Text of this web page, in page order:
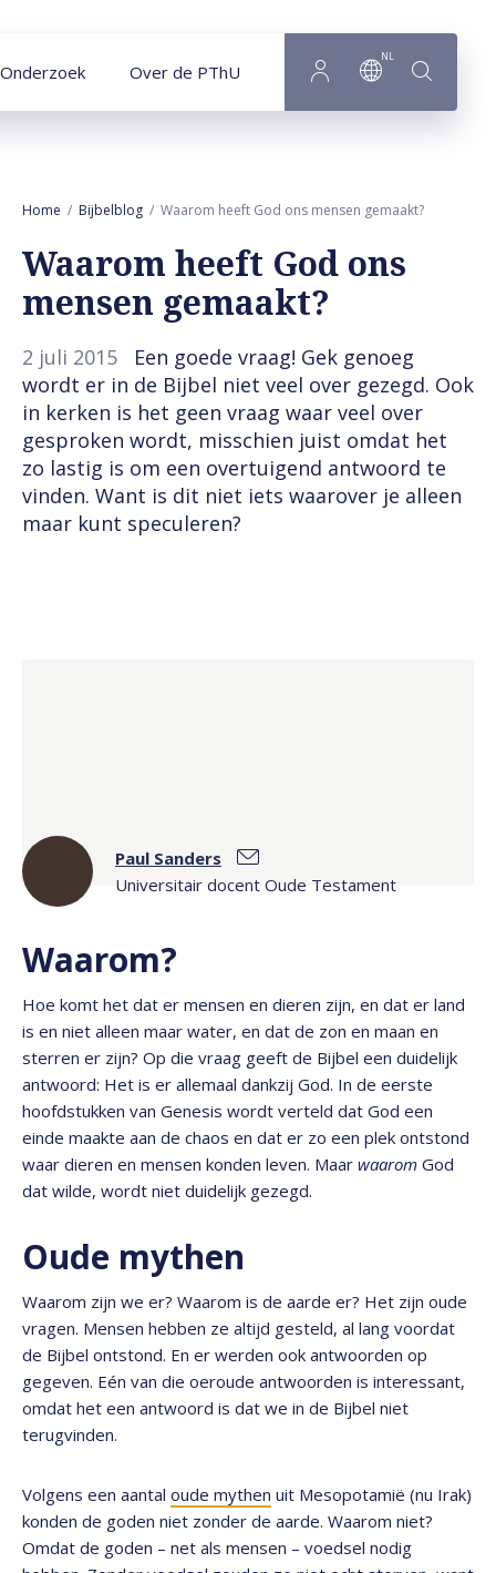
Onderzoek Over de PThU
NL
Home Bijbelblog Waarom heeft God ons mensen gemaakt?
Waarom heeft God ons
mensen gemaakt?
2 juli 2015
Een goede vraag! Gek genoeg
wordt er in de Bijbel niet veel over gezegd. Ook
in kerken is het geen vraag waar veel over
gesproken wordt, misschien juist omdat het
zo lastig is om een overtuigend antwoord te
vinden. Want is dit niet iets waarover je alleen
maar kunt speculeren?
Paul Sanders
Universitair docent Oude Testament
Waarom?
Hoe komt het dat er mensen en dieren zijn, en dat er land
is en niet alleen maar water, en dat de zon en maan en
sterren er zijn? Op die vraag geeft de Bijbel een duidelijk
antwoord: Het is er allemaal dankzij God. In de eerste
hoofdstukken van Genesis wordt verteld dat God een
einde maakte aan de chaos en dat er zo een plek ontstond
waar dieren en mensen konden leven. Maar waarom God
dat wilde, wordt niet duidelijk gezegd.
Oude mythen
Waarom zijn we er? Waarom is de aarde er? Het zijn oude
vragen. Mensen hebben ze altijd gesteld, al lang voordat
de Bijbel ontstond. En er werden ook antwoorden op
gegeven. Eén van die oeroude antwoorden is interessant,
omdat het een antwoord is dat we in de Bijbel niet
terugvinden.
Volgens een aantal oude mythen uit Mesopotamië (nu Irak)
konden de goden niet zonder de aarde. Waarom niet?
Omdat de goden – net als mensen – voedsel nodig